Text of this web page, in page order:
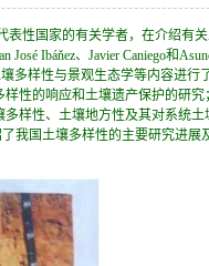
表性国家的有关学者，在介绍有
Ibáňez、Javier Caniego和
多样性与景观生态学等内容进行
样性的响应和土壤遗产保护的研究
多样性、土壤地方性及其对系统土
我国土壤多样性的主要研究进展